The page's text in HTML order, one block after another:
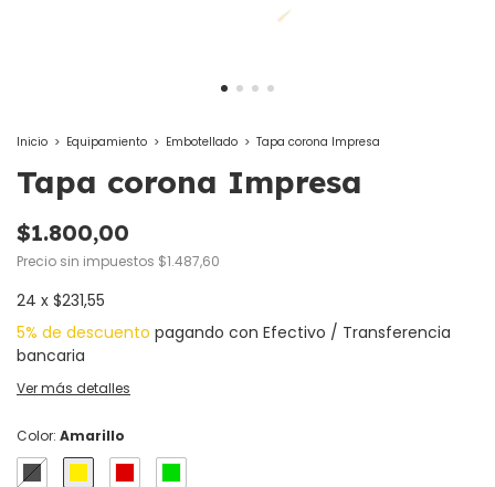
Inicio > Equipamiento > Embotellado > Tapa corona Impresa
Tapa corona Impresa
$1.800,00
Precio sin impuestos $1.487,60
24 x $231,55
5% de descuento pagando con Efectivo / Transferencia
bancaria
Ver más detalles
Color: Amarillo